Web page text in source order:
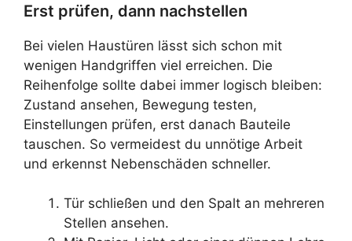
Erst prüfen, dann nachstellen
Bei vielen Haustüren lässt sich schon mit
wenigen Handgriffen viel erreichen. Die
Reihenfolge sollte dabei immer logisch bleiben:
Zustand ansehen, Bewegung testen,
Einstellungen prüfen, erst danach Bauteile
tauschen. So vermeidest du unnötige Arbeit
und erkennst Nebenschäden schneller.
Tür schließen und den Spalt an mehreren
Stellen ansehen.